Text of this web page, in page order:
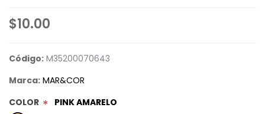
$10.00
Código: M35200070643
Marca: MAR&COR
COLOR * PINK AMARELO